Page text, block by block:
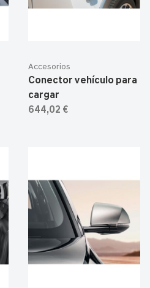
Accesorios
Conector vehículo para
cargar
644,02 €